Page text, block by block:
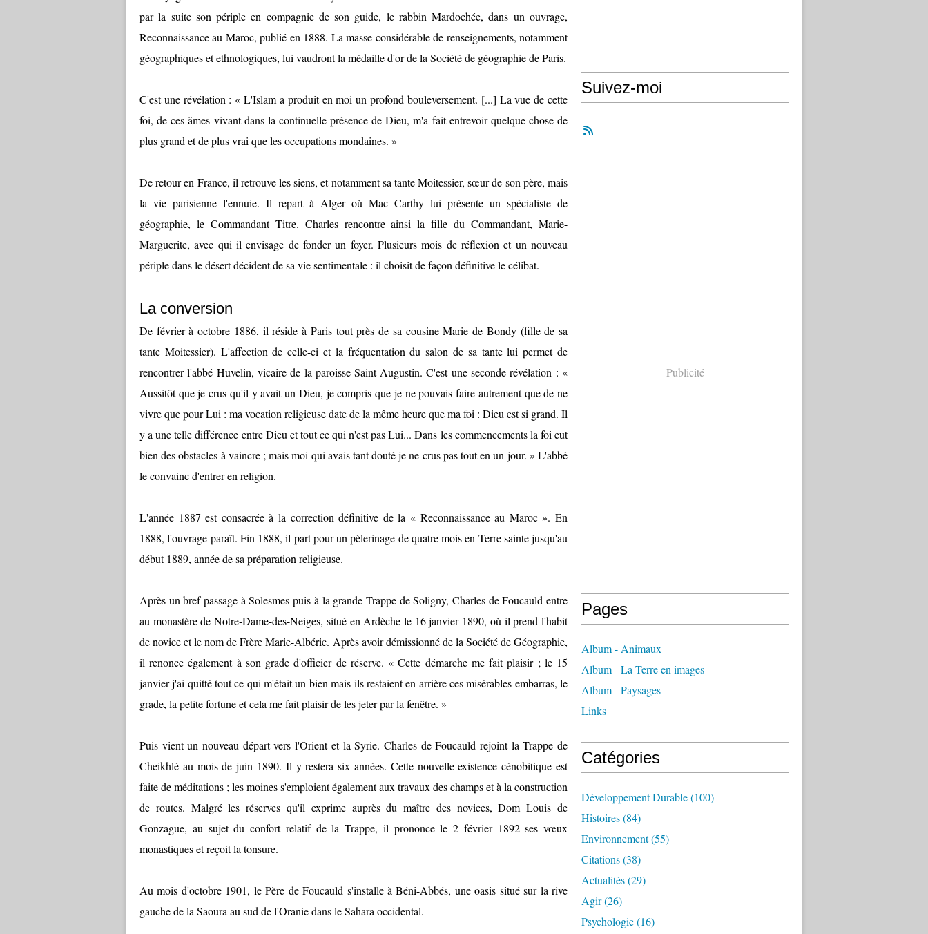
par la suite son périple en compagnie de son guide, le rabbin Mardochée, dans un ouvrage,
Reconnaissance au Maroc, publié en 1888. La masse considérable de renseignements, notamment
géographiques et ethnologiques, lui vaudront la médaille d'or de la Société de géographie de Paris.
C'est une révélation : « L'Islam a produit en moi un profond bouleversement. [...] La vue de cette
foi, de ces âmes vivant dans la continuelle présence de Dieu, m'a fait entrevoir quelque chose de
plus grand et de plus vrai que les occupations mondaines. »
De retour en France, il retrouve les siens, et notamment sa tante Moitessier, sœur de son père, mais
la vie parisienne l'ennuie. Il repart à Alger où Mac Carthy lui présente un spécialiste de
géographie, le Commandant Titre. Charles rencontre ainsi la fille du Commandant, Marie-
Marguerite, avec qui il envisage de fonder un foyer. Plusieurs mois de réflexion et un nouveau
périple dans le désert décident de sa vie sentimentale : il choisit de façon définitive le célibat.
La conversion
De février à octobre 1886, il réside à Paris tout près de sa cousine Marie de Bondy (fille de sa
tante Moitessier). L'affection de celle-ci et la fréquentation du salon de sa tante lui permet de
rencontrer l'abbé Huvelin, vicaire de la paroisse Saint-Augustin. C'est une seconde révélation : «
Aussitôt que je crus qu'il y avait un Dieu, je compris que je ne pouvais faire autrement que de ne
vivre que pour Lui : ma vocation religieuse date de la même heure que ma foi : Dieu est si grand. Il
y a une telle différence entre Dieu et tout ce qui n'est pas Lui... Dans les commencements la foi eut
bien des obstacles à vaincre ; mais moi qui avais tant douté je ne crus pas tout en un jour. » L'abbé
le convainc d'entrer en religion.
L'année 1887 est consacrée à la correction définitive de la « Reconnaissance au Maroc ». En
1888, l'ouvrage paraît. Fin 1888, il part pour un pèlerinage de quatre mois en Terre sainte jusqu'au
début 1889, année de sa préparation religieuse.
Après un bref passage à Solesmes puis à la grande Trappe de Soligny, Charles de Foucauld entre
au monastère de Notre-Dame-des-Neiges, situé en Ardèche le 16 janvier 1890, où il prend l'habit
de novice et le nom de Frère Marie-Albéric. Après avoir démissionné de la Société de Géographie,
il renonce également à son grade d'officier de réserve. « Cette démarche me fait plaisir ; le 15
janvier j'ai quitté tout ce qui m'était un bien mais ils restaient en arrière ces misérables embarras, le
grade, la petite fortune et cela me fait plaisir de les jeter par la fenêtre. »
Puis vient un nouveau départ vers l'Orient et la Syrie. Charles de Foucauld rejoint la Trappe de
Cheikhlé au mois de juin 1890. Il y restera six années. Cette nouvelle existence cénobitique est
faite de méditations ; les moines s'emploient également aux travaux des champs et à la construction
de routes. Malgré les réserves qu'il exprime auprès du maître des novices, Dom Louis de
Gonzague, au sujet du confort relatif de la Trappe, il prononce le 2 février 1892 ses vœux
monastiques et reçoit la tonsure.
Au mois d'octobre 1901, le Père de Foucauld s'installe à Béni-Abbés, une oasis situé sur la rive
gauche de la Saoura au sud de l'Oranie dans le Sahara occidental.
Suivez-moi
Publicité
Pages
Album - Animaux
Album - La Terre en images
Album - Paysages
Links
Catégories
Développement Durable(100)
Histoires(84)
Environnement(55)
Citations(38)
Actualités(29)
Agir(26)
Psychologie(16)